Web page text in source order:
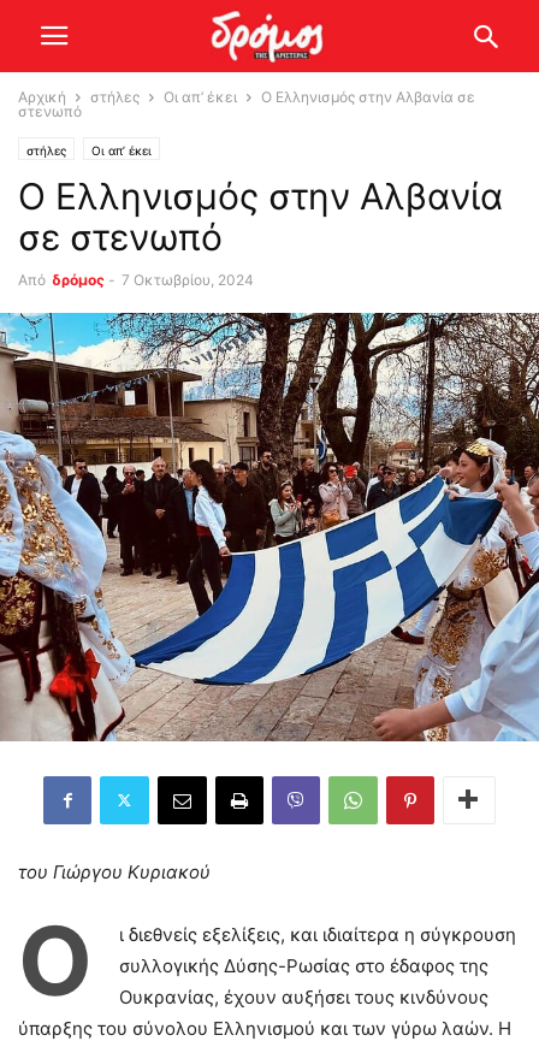
Αρχική στήλες Οι απ’ έκει
Ο Ελληνισμός στην Αλβανία σε
στενωπό
στήλες Οι απ’ έκει
Ο Ελληνισμός στην Αλβανία
σε στενωπό
Από δρόμος - 7 Οκτωβρίου, 2024
του Γιώργου Κυριακού
Ο
ι διεθνείς εξελίξεις, και ιδιαίτερα η σύγκρουση
συλλογικής Δύσης-Ρωσίας στο έδαφος της
Ουκρανίας, έχουν αυξήσει τους κινδύνους
ύπαρξης του σύνολου Ελληνισμού και των γύρω λαών. Η